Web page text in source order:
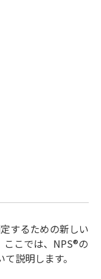
するための新しい
こでは、NPS®の
説明します。